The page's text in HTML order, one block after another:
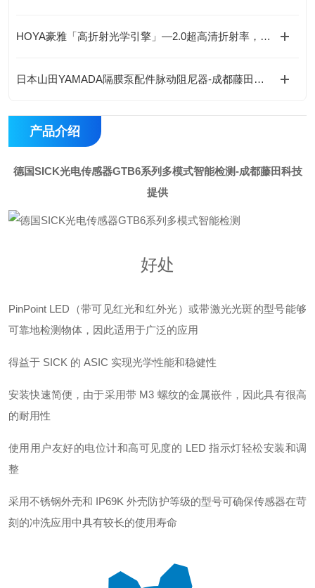
HOYA豪雅「高折射光学引擎」—2.0超高清折射率，重新定义成像极限！
日本山田YAMADA隔膜泵配件脉动阻尼器-成都藤田科技提供
产品介绍
德国SICK光电传感器GTB6系列多模式智能检测-成都藤田科技
提供
好处
PinPoint LED（带可见红光和红外光）或带激光光斑的型号能够
可靠地检测物体，因此适用于广泛的应用
得益于 SICK 的 ASIC 实现光学性能和稳健性
安装快速简便，由于采用带 M3 螺纹的金属嵌件，因此具有很高
的耐用性
使用用户友好的电位计和高可见度的 LED 指示灯轻松安装和调
整
采用不锈钢外壳和 IP69K 外壳防护等级的型号可确保传感器在苛
刻的冲洗应用中具有较长的使用寿命